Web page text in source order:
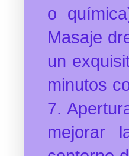
o
Masaje
un
minutos
7.
mejorar